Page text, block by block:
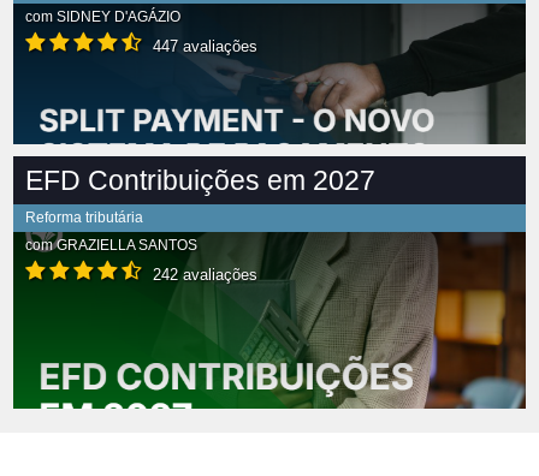
com SIDNEY D'AGÁZIO
447 avaliações
EFD Contribuições em 2027
Reforma tributária
comGRAZIELLA SANTOS
242 avaliações